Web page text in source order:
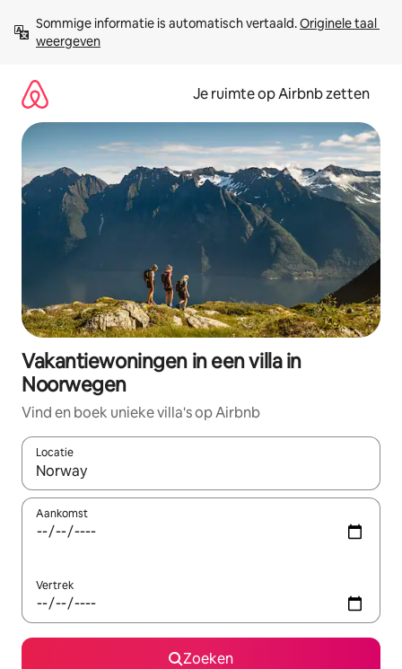
direct
naar
Sommige informatie is automatisch vertaald. Originele taal
weergeven
Je ruimte op Airbnb zetten
Vakantiewoningen in een villa in
Noorwegen
Vind en boek unieke villa's op Airbnb
Locatie
Wanneer er suggesties beschikbaar zijn, maak je een keuze
Aankomst
Vertrek
Zoeken